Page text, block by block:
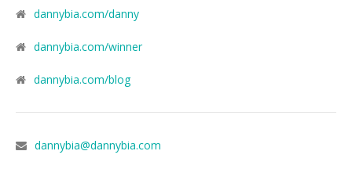
dannybia.com/danny
dannybia.com/winner
dannybia.com/blog
dannybia@dannybia.com